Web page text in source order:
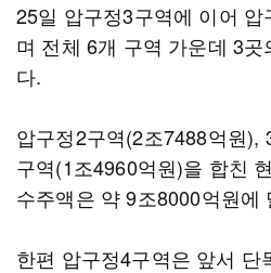
25일 압구정3구역에 이어
며 전체 6개 구역 가운데 3
다.
압구정2구역(2조7488억원),
구역(1조4960억원)을 합친
수주액은 약 9조8000억원에
한편 압구정4구역은 앞서 단